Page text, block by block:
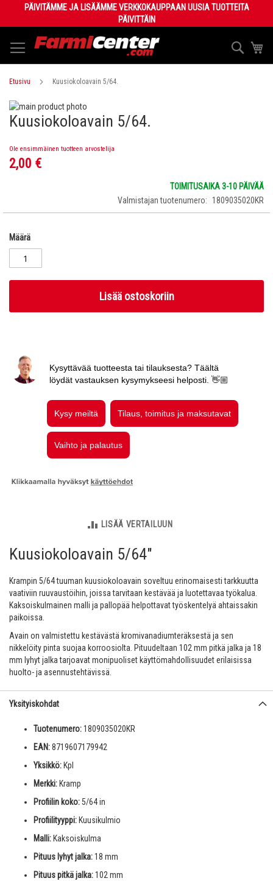
Content
PÄIVITÄMME JA LISÄÄMME VERKKOKAUPPAAN UUSIA TUOTTEITA
PÄIVITTÄIN
Haku
Etusivu Kuusiokoloavain 5/64.
Skip
to
the
Skip
of
Kuusiokoloavain 5/64.
Ole ensimmäinen tuotteen arvostelija
2,00 €
TOIMITUSAIKA 3-10 PÄIVÄÄ
Valmistajan tuotenumero
1809035020KR
Määrä
Lisää ostoskoriin
LISÄÄ VERTAILUUN
Kuusiokoloavain 5/64"
Krampin 5/64 tuuman kuusiokoloavain soveltuu erinomaisesti tarkkuutta
vaativiin ruuvaustöihin, joissa tarvitaan kestävää ja luotettavaa työkalua.
Kaksoiskulmainen malli ja pallopää helpottavat työskentelyä ahtaissakin
paikoissa.
Avain on valmistettu kestävästä kromivanadiumteräksestä ja sen
nikkelöity pinta suojaa korroosiolta. Pituudeltaan 102 mm pitkä jalka ja 18
mm lyhyt jalka tarjoavat monipuoliset käyttömahdollisuudet erilaisissa
huolto- ja asennustehtävissä.
Yksityiskohdat
Tuotenumero:1809035020KR
EAN:8719607179942
Yksikkö: Kpl
Merkki: Kramp
Profiilin koko:5/64 in
Profiilityyppi: Kuusikulmio
Malli: Kaksoiskulma
Pituus lyhyt jalka:18 mm
Pituus pitkä jalka:102 mm